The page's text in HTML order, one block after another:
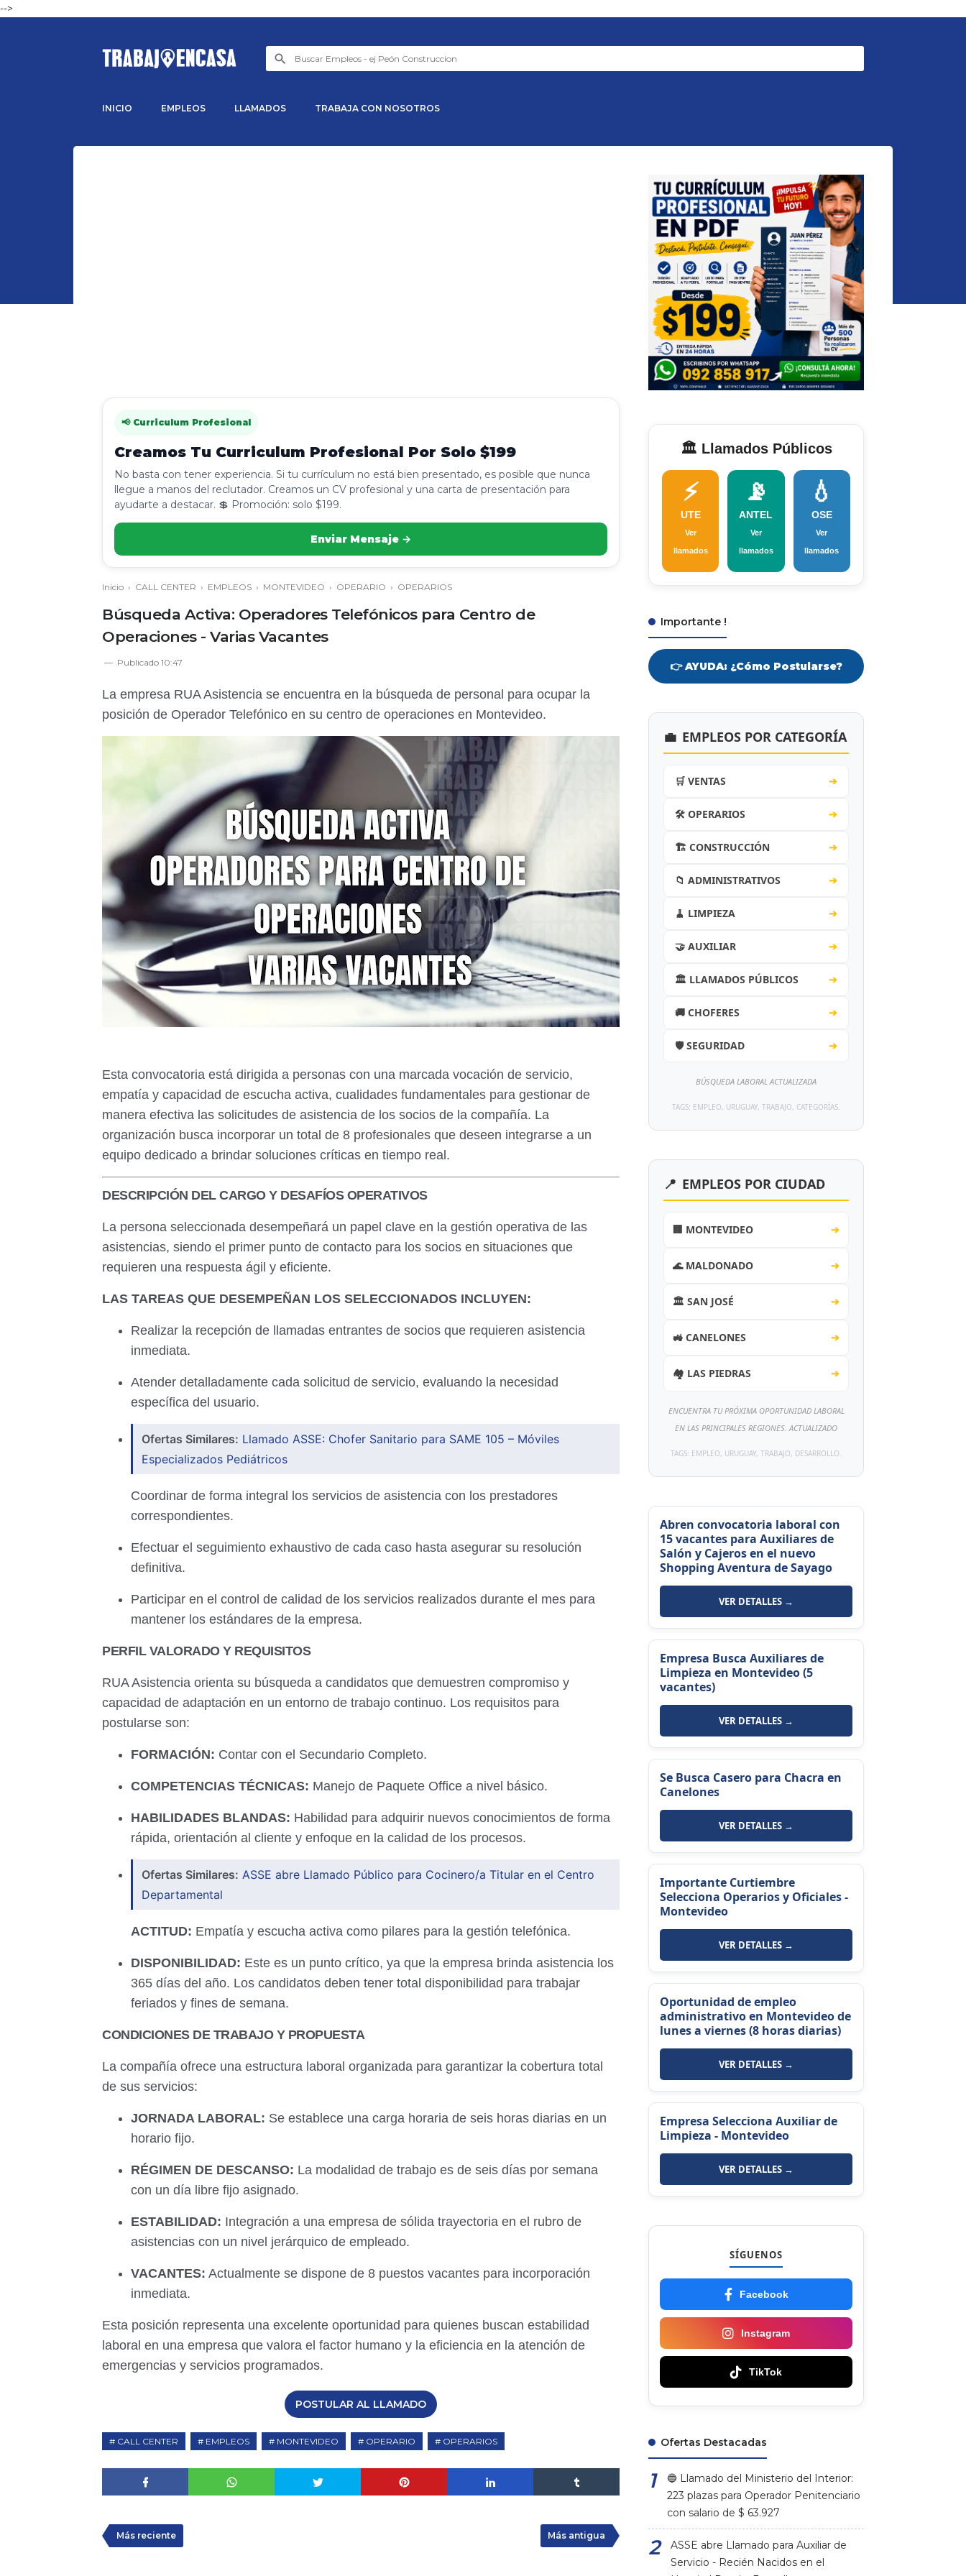
-->
INICIO EMPLEOS LLAMADOS TRABAJA CON NOSOTROS
📢 Curriculum Profesional
Creamos Tu Curriculum Profesional Por Solo $199
No basta con tener experiencia. Si tu currículum no está bien presentado, es posible que nunca
llegue a manos del reclutador. Creamos un CV profesional y una carta de presentación para
ayudarte a destacar. 💲 Promoción: solo $199.
Enviar Mensaje →
Inicio › CALL CENTER › EMPLEOS › MONTEVIDEO › OPERARIO › OPERARIOS
Búsqueda Activa: Operadores Telefónicos para Centro de
Operaciones - Varias Vacantes
Publicado 10:47
La empresa RUA Asistencia se encuentra en la búsqueda de personal para ocupar la
posición de Operador Telefónico en su centro de operaciones en Montevideo.
Esta convocatoria está dirigida a personas con una marcada vocación de servicio,
empatía y capacidad de escucha activa, cualidades fundamentales para gestionar de
manera efectiva las solicitudes de asistencia de los socios de la compañía. La
organización busca incorporar un total de 8 profesionales que deseen integrarse a un
equipo dedicado a brindar soluciones críticas en tiempo real.
DESCRIPCIÓN DEL CARGO Y DESAFÍOS OPERATIVOS
La persona seleccionada desempeñará un papel clave en la gestión operativa de las
asistencias, siendo el primer punto de contacto para los socios en situaciones que
requieren una respuesta ágil y eficiente.
LAS TAREAS QUE DESEMPEÑAN LOS SELECCIONADOS INCLUYEN:
Realizar la recepción de llamadas entrantes de socios que requieren asistencia
inmediata.
Atender detalladamente cada solicitud de servicio, evaluando la necesidad
específica del usuario.
Ofertas Similares: Llamado ASSE: Chofer Sanitario para SAME 105 – Móviles
Especializados Pediátricos
Coordinar de forma integral los servicios de asistencia con los prestadores
correspondientes.
Efectuar el seguimiento exhaustivo de cada caso hasta asegurar su resolución
definitiva.
Participar en el control de calidad de los servicios realizados durante el mes para
mantener los estándares de la empresa.
PERFIL VALORADO Y REQUISITOS
RUA Asistencia orienta su búsqueda a candidatos que demuestren compromiso y
capacidad de adaptación en un entorno de trabajo continuo. Los requisitos para
postularse son:
FORMACIÓN: Contar con el Secundario Completo.
COMPETENCIAS TÉCNICAS: Manejo de Paquete Office a nivel básico.
HABILIDADES BLANDAS: Habilidad para adquirir nuevos conocimientos de forma
rápida, orientación al cliente y enfoque en la calidad de los procesos.
Ofertas Similares: ASSE abre Llamado Público para Cocinero/a Titular en el Centro
Departamental
ACTITUD: Empatía y escucha activa como pilares para la gestión telefónica.
DISPONIBILIDAD: Este es un punto crítico, ya que la empresa brinda asistencia los
365 días del año. Los candidatos deben tener total disponibilidad para trabajar
feriados y fines de semana.
CONDICIONES DE TRABAJO Y PROPUESTA
La compañía ofrece una estructura laboral organizada para garantizar la cobertura total
de sus servicios:
JORNADA LABORAL: Se establece una carga horaria de seis horas diarias en un
horario fijo.
RÉGIMEN DE DESCANSO: La modalidad de trabajo es de seis días por semana
con un día libre fijo asignado.
ESTABILIDAD: Integración a una empresa de sólida trayectoria en el rubro de
asistencias con un nivel jerárquico de empleado.
VACANTES: Actualmente se dispone de 8 puestos vacantes para incorporación
inmediata.
Esta posición representa una excelente oportunidad para quienes buscan estabilidad
laboral en una empresa que valora el factor humano y la eficiencia en la atención de
emergencias y servicios programados.
POSTULAR AL LLAMADO
CALL CENTER EMPLEOS MONTEVIDEO OPERARIO OPERARIOS
Más reciente Más antigua
🏛️ Llamados Públicos
⚡
UTE
Ver
llamados
📡
ANTEL
Ver
llamados
💧
OSE
Ver
llamados
Importante !
👉 AYUDA: ¿Cómo Postularse?
💼 EMPLEOS POR CATEGORÍA
🛒 VENTAS ➔
🛠️ OPERARIOS ➔
🏗️ CONSTRUCCIÓN ➔
📁 ADMINISTRATIVOS ➔
🧹 LIMPIEZA ➔
🤝 AUXILIAR ➔
🏛️ LLAMADOS PÚBLICOS ➔
🚚 CHOFERES ➔
🛡️ SEGURIDAD ➔
BÚSQUEDA LABORAL ACTUALIZADA
TAGS: EMPLEO, URUGUAY, TRABAJO, CATEGORÍAS.
📍 EMPLEOS POR CIUDAD
🏢 MONTEVIDEO ➔
🌊 MALDONADO ➔
🏛️ SAN JOSÉ ➔
🚜 CANELONES ➔
🏘️ LAS PIEDRAS ➔
ENCUENTRA TU PRÓXIMA OPORTUNIDAD LABORAL
EN LAS PRINCIPALES REGIONES. ACTUALIZADO
TAGS: EMPLEO, URUGUAY, TRABAJO, DESARROLLO.
Abren convocatoria laboral con
15 vacantes para Auxiliares de
Salón y Cajeros en el nuevo
Shopping Aventura de Sayago
VER DETALLES →
Empresa Busca Auxiliares de
Limpieza en Montevideo (5
vacantes)
VER DETALLES →
Se Busca Casero para Chacra en
Canelones
VER DETALLES →
Importante Curtiembre
Selecciona Operarios y Oficiales -
Montevideo
VER DETALLES →
Oportunidad de empleo
administrativo en Montevideo de
lunes a viernes (8 horas diarias)
VER DETALLES →
Empresa Selecciona Auxiliar de
Limpieza - Montevideo
VER DETALLES →
SÍGUENOS
Facebook
Instagram
TikTok
Ofertas Destacadas
🔵 Llamado del Ministerio del Interior:
223 plazas para Operador Penitenciario
con salario de $ 63.927
ASSE abre Llamado para Auxiliar de
Servicio - Recién Nacidos en el